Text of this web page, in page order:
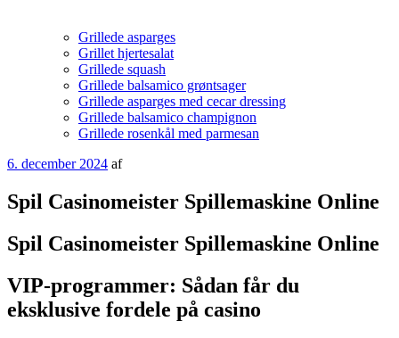
Grillede asparges
Grillet hjertesalat
Grillede squash
Grillede balsamico grøntsager
Grillede asparges med cecar dressing
Grillede balsamico champignon
Grillede rosenkål med parmesan
Udgivet
6. december 2024 af
Spil Casinomeister Spillemaskine Online
Spil Casinomeister Spillemaskine Online
VIP-programmer: Sådan får du
eksklusive fordele på casino